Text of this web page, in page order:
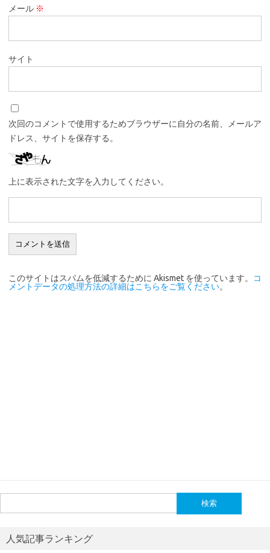
メール ※
サイト
次回のコメントで使用するためブラウザーに自分の名前、メールア
ドレス、サイトを保存する。
上に表示された文字を入力してください。
このサイトはスパムを低減するために Akismet を使っています。
コ
メントデータの処理方法の詳細はこちらをご覧ください。
索:
人気記事ランキング